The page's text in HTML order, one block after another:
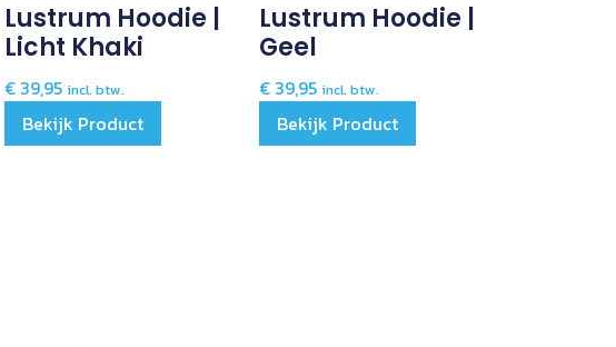
Lustrum Hoodie |
Licht Khaki
€ 39,95 incl. btw.
Bekijk Product
Lustrum Hoodie |
Geel
€ 39,95 incl. btw.
Bekijk Product